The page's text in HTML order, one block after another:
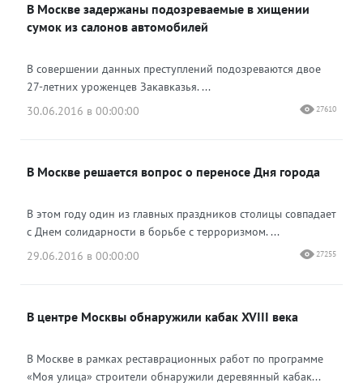
В Москве задержаны подозреваемые в хищении
сумок из салонов автомобилей
В совершении данных преступлений подозреваются двое
27-летних уроженцев Закавказья. ...
30.06.2016 в 00:00:00
27610
В Москве решается вопрос о переносе Дня города
В этом году один из главных праздников столицы совпадает
с Днем солидарности в борьбе с терроризмом. ...
29.06.2016 в 00:00:00
27255
В центре Москвы обнаружили кабак XVIII века
В Москве в рамках реставрационных работ по программе
«Моя улица» строители обнаружили деревянный кабак...